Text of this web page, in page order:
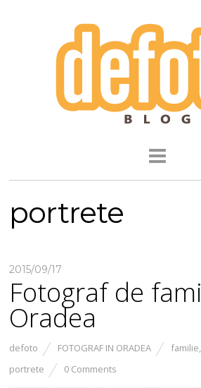
portrete
2015/09/17
Fotograf de
Oradea
defoto FOTOGRAF IN ORADEA familie,
portrete
0 Comments